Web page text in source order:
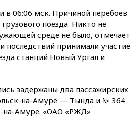
в 06:06 мск. Причиной перебоев
поезда. Никто не
среде не было, отмечает
последствий принимали участие
станций Новый Ургал и
задержаны два пассажирских
на-Амуре — Тында и № 364
Амуре. «ОАО «РЖД»